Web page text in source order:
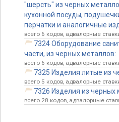
"шерсть" из черных
кухонной посуды,
перчатки и аналогичные
всего 6 кодов, адвалорные
7324 Оборудование
части, из черных металлов:
всего 6 кодов, адвалорные
7325 Изделия литые из
всего 5 кодов, адвалорные
7326 Изделия из черных
всего 28 кодов, адвалорные